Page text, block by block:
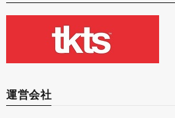
運営会社